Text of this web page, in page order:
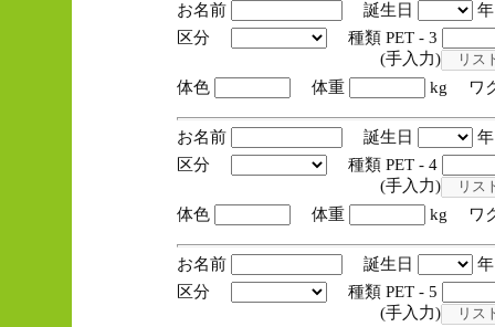
お名前 誕生日
区分
種類 PET - 3
(手入力)
体色
体重 kg ワ
お名前 誕生日
区分
種類 PET - 4
(手入力)
体色
体重 kg ワ
お名前 誕生日
区分
種類 PET - 5
(手入力)